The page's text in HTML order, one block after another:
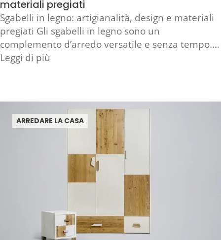
materiali pregiati
Sgabelli in legno: artigianalità, design e materiali
pregiati Gli sgabelli in legno sono un
complemento d’arredo versatile e senza tempo....
Leggi di più
ARREDARE LA CASA